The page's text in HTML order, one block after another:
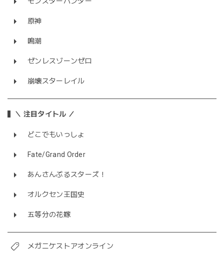
原神
鳴潮
ゼンレスゾーンゼロ
崩壊スターレイル
＼ 注目タイトル ／
どこでもいっしょ
Fate/Grand Order
あんさんぶるスターズ！
オルクセン王国史
五等分の花嫁
メガニケストアオンライン